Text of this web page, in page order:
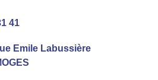
41
Emile Labussière